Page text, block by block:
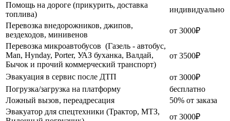
Помощь на дороге (прикурить, доставка
топлива)
индивидуально
Перевозка внедорожников, джипов,
вездеходов, минивенов
от 3000₽
Перевозка микроавтобусов (Газель - автобус,
Man, Hynday, Porter, УАЗ буханка, Валдай,
Бычок и прочий коммерческий транспорт)
от 3500₽
Эвакуация в сервис после ДТП
от 3000₽
Погрузка/загрузка на платформу
бесплатно
Ложный вызов, переадресация
50% от заказа
Эвакуатор для спецтехники (Трактор, МТЗ,
от 3000₽